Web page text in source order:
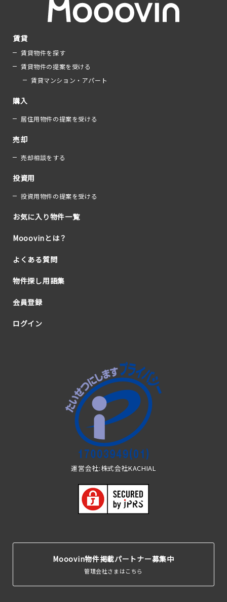
賃貸
賃貸物件を探す
賃貸物件の提案を受ける
賃貸マンション・アパート
購入
居住用物件の提案を受ける
売却
売却相談をする
投資用
投資用物件の提案を受ける
お気に入り物件一覧
Mooovinとは？
よくある質問
物件探し用語集
会員登録
ログイン
運営会社:株式会社KACHIAL
Mooovin物件掲載パートナー募集中
管理会社さまはこちら